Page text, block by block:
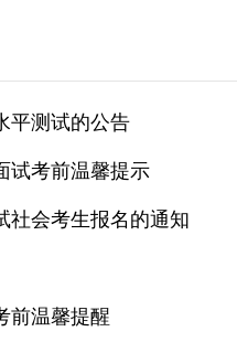
平测试的公告
试考前温馨提示
社会考生报名的通知
前温馨提醒